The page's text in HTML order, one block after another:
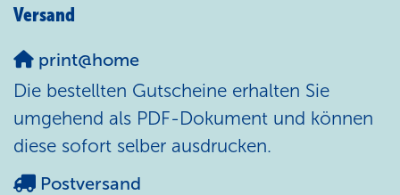
Versand
print@home
Die bestellten Gutscheine erhalten Sie
umgehend als PDF-Dokument und können
diese sofort selber ausdrucken.
Postversand